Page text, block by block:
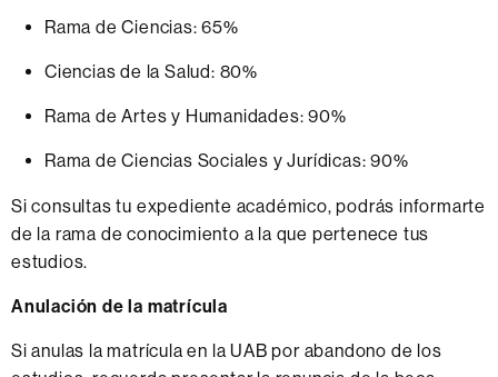
Rama de Ciencias: 65%
Ciencias de la Salud: 80%
Rama de Artes y Humanidades: 90%
Rama de Ciencias Sociales y Jurídicas: 90%
Si consultas tu expediente académico, podrás informarte
de la rama de conocimiento a la que pertenece tus
estudios.
Anulación de la matrícula
Si anulas la matrícula en la UAB por abandono de los